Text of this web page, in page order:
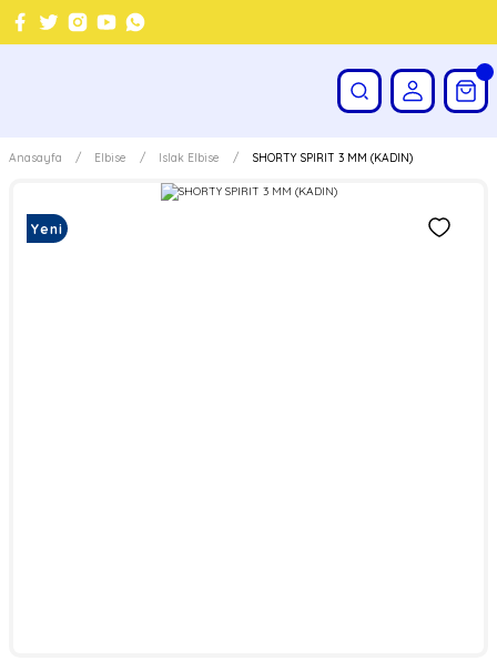
Anasayfa Elbise Islak Elbise SHORTY SPIRIT 3 MM (KADIN)
Yeni